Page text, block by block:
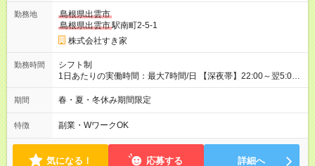
同時給）
勤務地
島根県出雲市
島根県出雲市駅南町2-5-1
株式会社すき家
勤務時間
シフト制
1日あたりの実働時間：最大7時間/日 【深夜帯】22:00～翌5:00
週2日～・1日2h～OK◎ ※22:00から翌5:00までは18歳以上の方
のみ勤務可能です（18歳未満の深夜業務禁止のため） ★深夜で
す。 必ず、2名以上での勤務を行いますので、安心して働けま
す。
期間 春・夏・冬休み期間限定
特徴 副業・WワークOK
気になる！ 応募する 詳細へ